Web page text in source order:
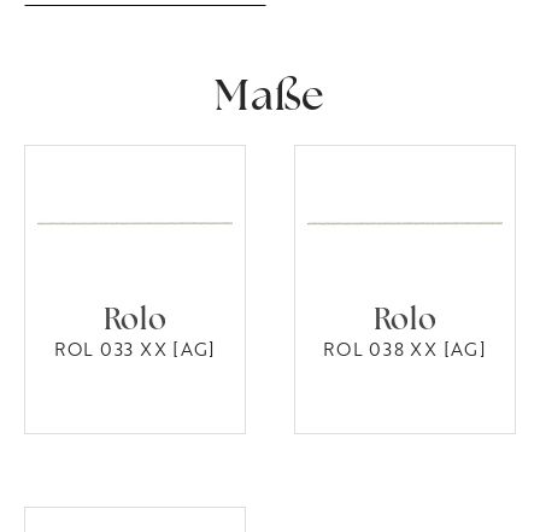
Maße
Rolo
ROL 033 XX [AG]
Rolo
ROL 038 XX [AG]